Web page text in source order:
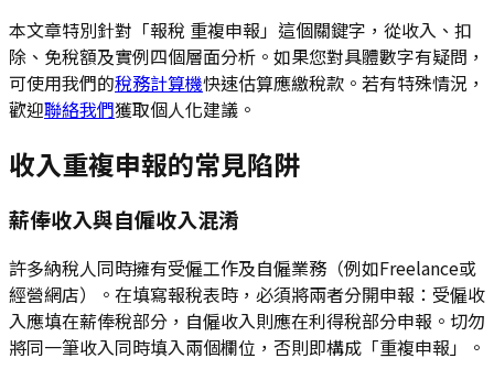
本文章特別針對「報稅 重複申報」這個關鍵字，從收入、扣
除、免稅額及實例四個層面分析。如果您對具體數字有疑問，
可使用我們的稅務計算機快速估算應繳稅款。若有特殊情況，
歡迎聯絡我們獲取個人化建議。
收入重複申報的常見陷阱
薪俸收入與自僱收入混淆
許多納稅人同時擁有受僱工作及自僱業務（例如Freelance或
經營網店）。在填寫報稅表時，必須將兩者分開申報：受僱收
入應填在薪俸稅部分，自僱收入則應在利得稅部分申報。切勿
將同一筆收入同時填入兩個欄位，否則即構成「重複申報」。